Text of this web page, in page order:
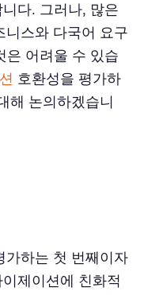
다. 그러나, 많은
니스와 다국어 요구
은 어려울 수 있습
호환성을 평가하
해 논의하겠습니
가하는 첫 번째이자
제이션에 친화적